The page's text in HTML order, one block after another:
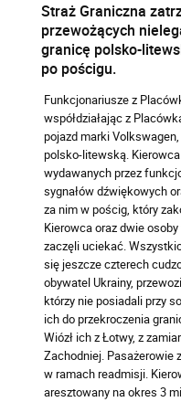
Straż Graniczna
przewożących
granicę polsko-
po pościgu.
Funkcjonariusze z
współdziałając z
pojazd marki
polsko-litewską.
wydawanych przez
sygnałów dźwiękowych
za nim w pościg, który
Kierowca oraz dwie
zaczęli uciekać.
się jeszcze czterech
obywatel Ukrainy,
którzy nie posiadali przy
ich do przekroczenia
Wiózł ich z Łotwy, z
Zachodniej. Pasażerowie
w ramach readmisji.
aresztowany na okres 3